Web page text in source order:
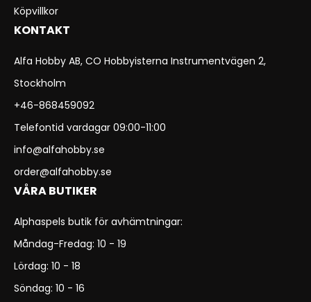
Köpvillkor
KONTAKT
Alfa Hobby AB, CO Hobbyisterna Instrumentvägen 2,
Stockholm
+46-868459092
Telefontid vardagar 09:00-11:00
info@alfahobby.se
order@alfahobby.se
VÅRA BUTIKER
Alphaspels butik för avhämtningar:
Måndag-Fredag: 10 - 19
Lördag: 10 - 18
Söndag: 10 - 16